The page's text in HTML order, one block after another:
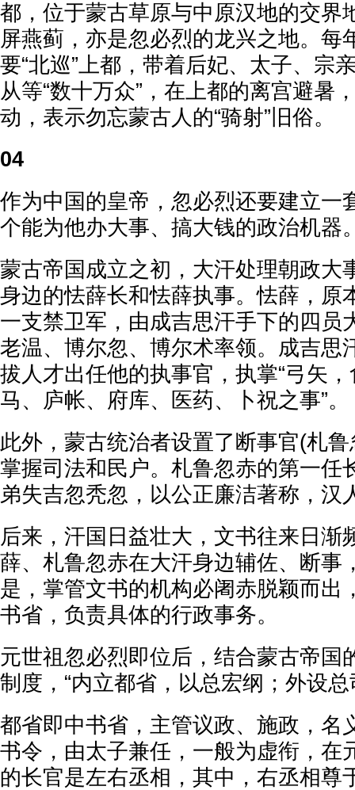
都，位于蒙古草原与中原汉地的交界
屏燕蓟，亦是忽必烈的龙兴之地。每
要“北巡”上都，带着后妃、太子、宗
从等“数十万众”，在上都的离宫避暑
动，表示勿忘蒙古人的“骑射”旧俗。
04
作为中国的皇帝，忽必烈还要建立一
个能为他办大事、搞大钱的政治机器
蒙古帝国成立之初，大汗处理朝政大
身边的怯薛长和怯薛执事。怯薛，原
一支禁卫军，由成吉思汗手下的四
老温、博尔忽、博尔术率领。成吉思
拔人才出任他的执事官，执掌“弓矢
马、庐帐、府库、医药、卜祝之事”。
此外，蒙古统治者设置了断事官(札
掌握司法和民户。札鲁忽赤的第一任
弟失吉忽秃忽，以公正廉洁著称，汉
后来，汗国日益壮大，文书往来日渐
薛、札鲁忽赤在大汗身边辅佐、断事
是，掌管文书的机构必阇赤脱颖而出
书省，负责具体的行政事务。
元世祖忽必烈即位后，结合蒙古帝国
制度，“内立都省，以总宏纲；外设
都省即中书省，主管议政、施政，名
书令，由太子兼任，一般为虚衔，在
的长官是左右丞相，其中，右丞相尊